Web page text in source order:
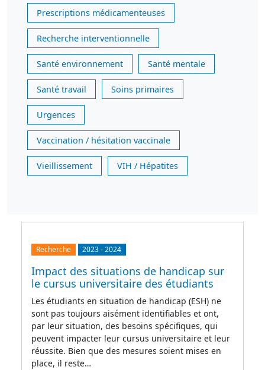
Prescriptions médicamenteuses
Recherche interventionnelle
Santé environnement Santé mentale
Santé travail Soins primaires
Urgences
Vaccination / hésitation vaccinale
Vieillissement VIH / Hépatites
Recherche 2023-2024
Impact des situations de handicap sur
le cursus universitaire des étudiants
Les étudiants en situation de handicap (ESH) ne
sont pas toujours aisément identifiables et ont,
par leur situation, des besoins spécifiques, qui
peuvent impacter leur cursus universitaire et leur
réussite. Bien que des mesures soient mises en
place, il reste…